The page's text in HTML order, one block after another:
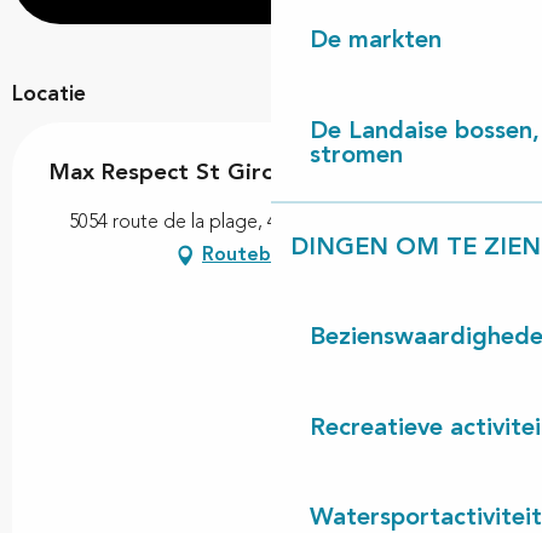
De markten
De Landaise
stromen
DINGEN OM TE
Recreatieve
Locatie
Max Respect St Girons - École de Surf
5054 route de la plage, 40560 Vielle-Saint-Girons
Routebeschrijving